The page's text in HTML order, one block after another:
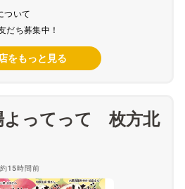
ついて
ち募集中！
をもっと見る
よってって 枚方北
15時間前